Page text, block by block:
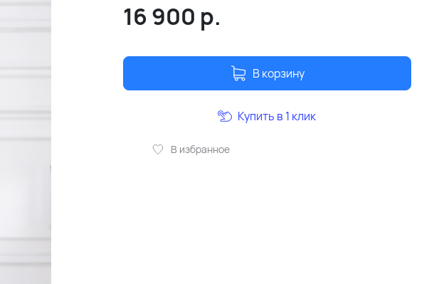
16 900 р.
В корзину
В избранное
Купить в 1 клик